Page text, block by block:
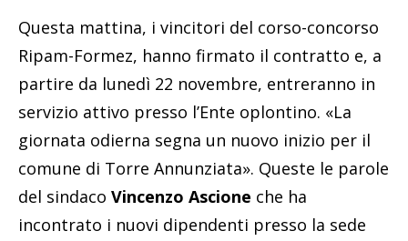
Questa mattina, i vincitori del corso-concorso
Ripam-Formez, hanno firmato il contratto e, a
partire da lunedì 22 novembre, entreranno in
servizio attivo presso l’Ente oplontino. «La
giornata odierna segna un nuovo inizio per il
comune di Torre Annunziata». Queste le parole
del sindaco Vincenzo Ascione che ha
incontrato i nuovi dipendenti presso la sede